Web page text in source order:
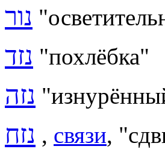
נור
נזד "похлёбка"
נזה
נזח , связи,